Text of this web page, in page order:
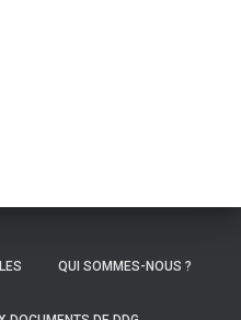
QUI SOMMES-NOUS ?